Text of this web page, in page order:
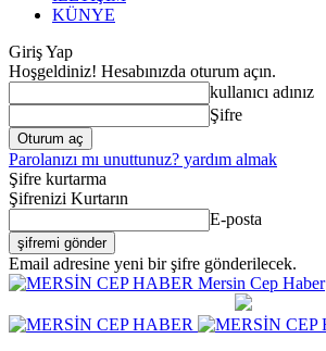
KÜNYE
Giriş Yap
Hoşgeldiniz! Hesabınızda oturum açın.
kullanıcı adınız
Şifre
Parolanızı mı unuttunuz? yardım almak
Şifre kurtarma
Şifrenizi Kurtarın
E-posta
Email adresine yeni bir şifre gönderilecek.
Mersin Cep Haber